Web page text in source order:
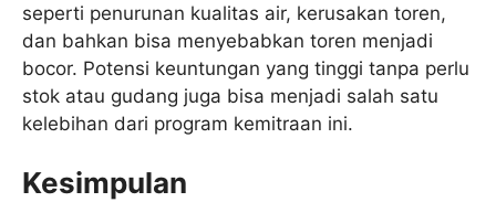
seperti penurunan kualitas air, kerusakan toren,
dan bahkan bisa menyebabkan toren menjadi
bocor. Potensi keuntungan yang tinggi tanpa perlu
stok atau gudang juga bisa menjadi salah satu
kelebihan dari program kemitraan ini.
Kesimpulan